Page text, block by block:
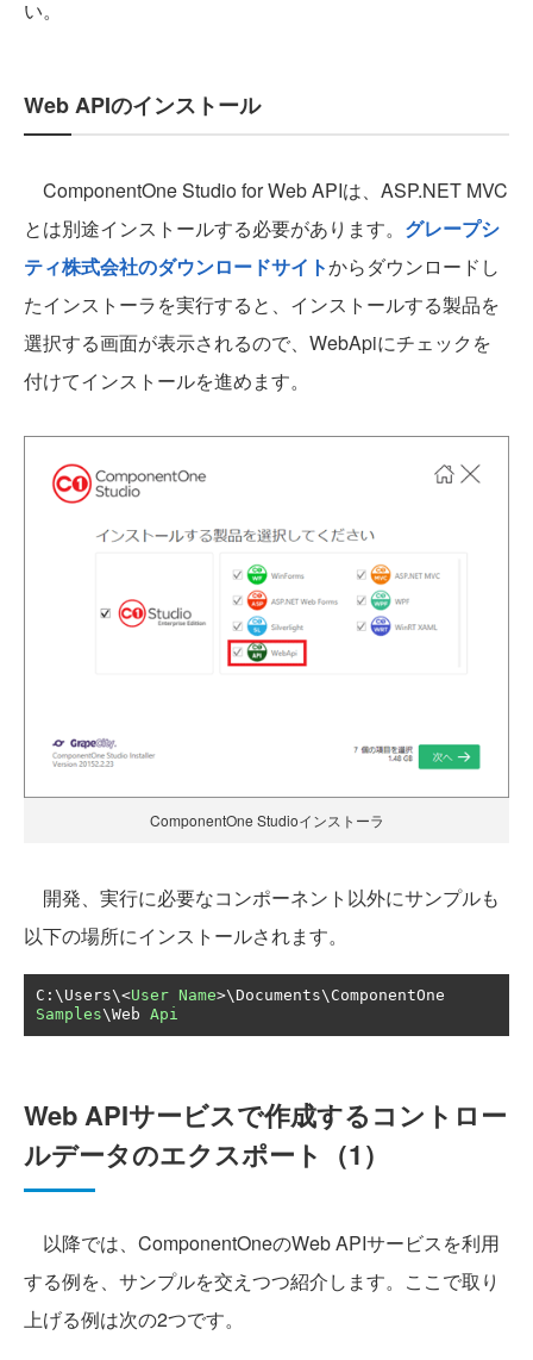
い。
Web APIのインストール
ComponentOne Studio for Web APIは、ASP.NET MVC
とは別途インストールする必要があります。 グレープシ
ティ株式会社のダウンロードサイトからダウンロードし
たインストーラを実行すると、インストールする製品を
選択する画面が表示されるので、WebApiにチェックを
付けてインストールを進めます。
ComponentOne Studioインストーラ
開発、実行に必要なコンポーネント以外にサンプルも
以下の場所にインストールされます。
C : \Users\<User Name>
Samples\Web Api
Web APIサービスで作成するコントロー
ルデータのエクスポート（1）
以降では、ComponentOneのWeb APIサービスを利用
する例を、サンプルを交えつつ紹介します。ここで取り
上げる例は次の2つです。